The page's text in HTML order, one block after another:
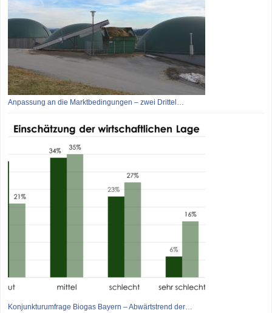
Anpassung an die Marktbedingungen – zwei Drittel…
Konjunkturumfrage Biogas Bayern – Abwärtstrend der…